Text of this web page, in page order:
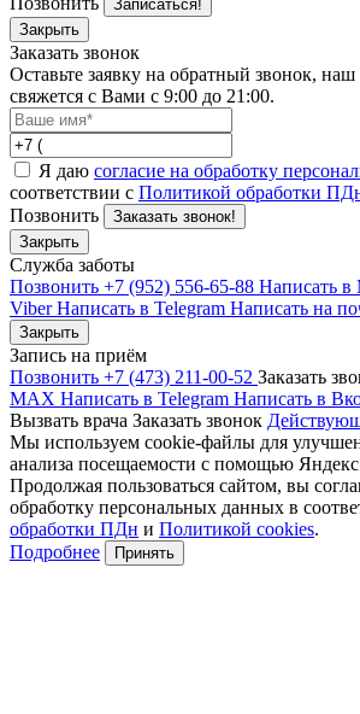
Записаться!
Закрыть
Заказать звонок
Оставьте заявку на обратный звонок,
свяжется с Вами с 9:00 до 21:00.
Я даю согласие на обработку
соответствии с Политикой обработки
Позвонить
Заказать звонок!
Закрыть
Служба заботы
Позвонить +7 (952) 556-65-88 Написать в
ViberНаписать в Telegram Написать на
Закрыть
Запись на приём
Позвонить +7 (473) 211-00-52 Заказать
MAX Написать в Telegram Написать в
Вызвать врача Заказать звонок
Мы используем cookie-файлы для
анализа посещаемости с помощью
Продолжая пользоваться сайтом, вы
обработку персональных данных в
обработки ПДн и Политикой cookies.
Подробнее
Принять